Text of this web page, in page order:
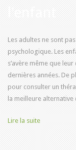
Les adultes ne sont
psychologique. Les
s’avère même que
dernières années. De
pour consulter un
la meilleure alternative
Lire la suite